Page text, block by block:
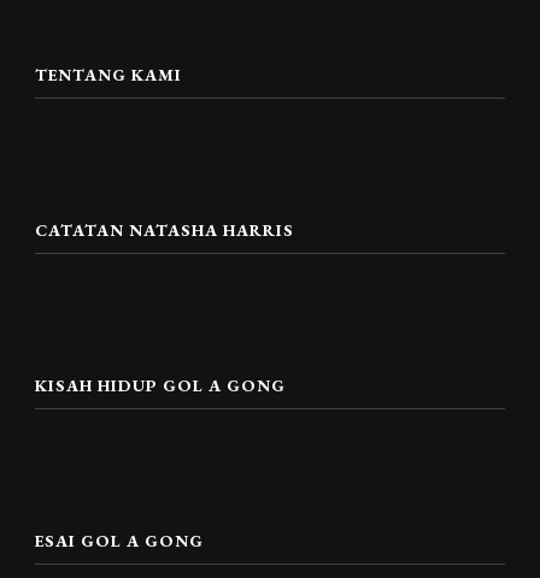
TENTANG KAMI
CATATAN NATASHA HARRIS
KISAH HIDUP GOL A GONG
ESAI GOL A GONG